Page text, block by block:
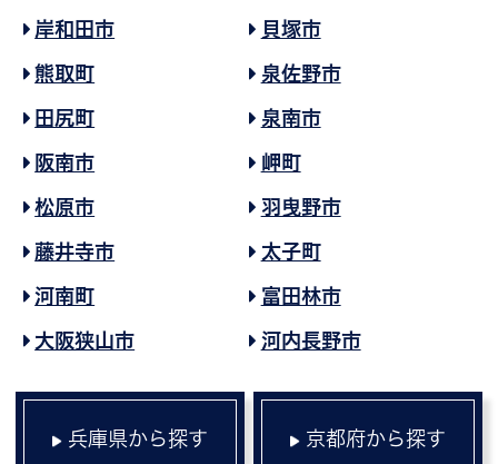
岸和田市 貝塚市
熊取町 泉佐野市
田尻町 泉南市
阪南市 岬町
松原市 羽曳野市
藤井寺市 太子町
河南町 富田林市
大阪狭山市 河内長野市
兵庫県から探す 京都府から探す